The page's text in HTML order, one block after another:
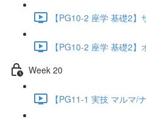
【PG10-2 座学 基礎2
【PG10-2 座学 基礎2
Week 20
【PG11-1 実技 マルマ/